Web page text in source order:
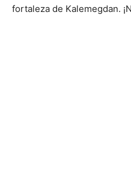
fortaleza de Kalemegdan.